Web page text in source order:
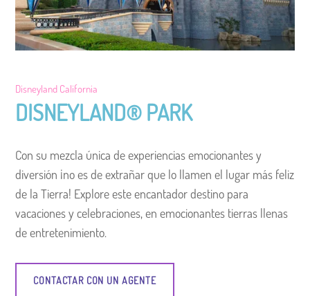
Disneyland California
DISNEYLAND®PARK
Con su mezcla única de experiencias emocionantes y
diversión ¡no es de extrañar que lo llamen el lugar más feliz
de la Tierra! Explore este encantador destino para
vacaciones y celebraciones, en emocionantes tierras llenas
de entretenimiento.
CONTACTAR CON UN AGENTE